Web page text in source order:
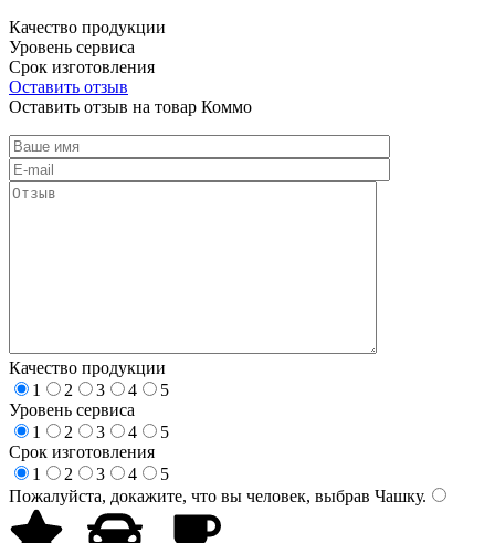
Качество продукции
Уровень сервиса
Срок изготовления
Оставить отзыв
Оставить отзыв на товар Коммо
Качество продукции
1
2 3 4
5
Уровень сервиса
1
2 3 4
5
Срок изготовления
1
2 3 4
5
Пожалуйста, докажите, что вы человек, выбрав Чашку.